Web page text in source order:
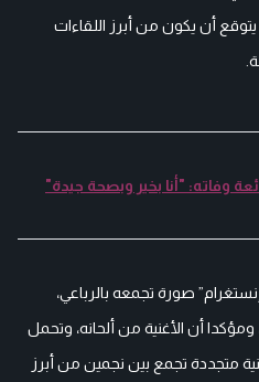
أن يكون من أبرز اللقاءات
وفاته: "أنا بخير وبصحة جيدة"
صورة تجمعه بالرباعي،
أن الأغنية من ألحانه، وتحمل
متجددة تجمع بين نجمين من أبرز